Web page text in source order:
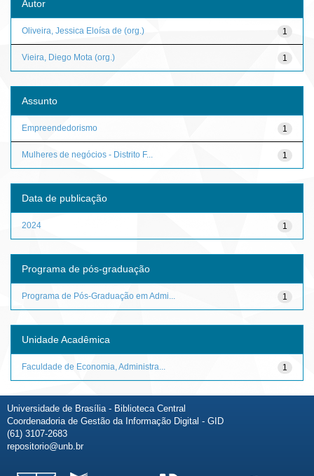
Autor
1
Oliveira, Jessica Eloísa de (org.)
1
Vieira, Diego Mota (org.)
Assunto
1
Empreendedorismo
1
Mulheres de negócios - Distrito F...
Data de publicação
1
2024
Programa de pós-graduação
1
Programa de Pós-Graduação em Admi...
Unidade Acadêmica
1
Faculdade de Economia, Administra...
Universidade de Brasília - Biblioteca Central
Coordenadoria de Gestão da Informação Digital - GID
(61) 3107-2683
repositorio@unb.br